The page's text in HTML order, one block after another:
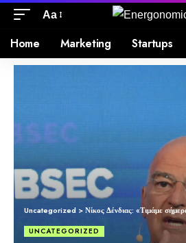
Aa
Home Marketing Startups
Uncategorized >Νίκος Δένδιας: «Τιμάμε σήμερα την Ημέρα Εθνικής
UNCATEGORIZED